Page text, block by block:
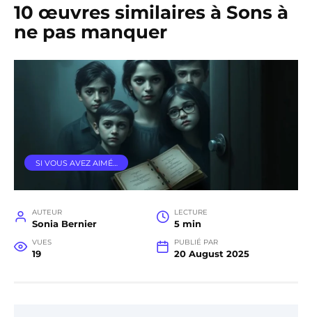
10 œuvres similaires à Sons à
ne pas manquer
SI VOUS AVEZ AIMÉ…
AUTEUR
Sonia Bernier
LECTURE
5 min
VUES
19
PUBLIÉ PAR
20 August 2025